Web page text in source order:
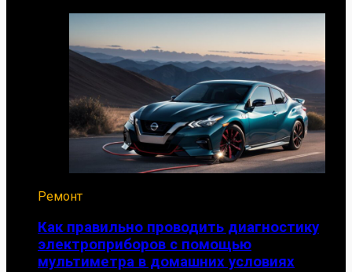
Ремонт
Как правильно проводить диагностику
электроприборов с помощью
мультиметра в домашних условиях